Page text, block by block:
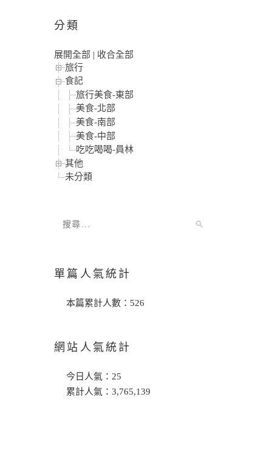
分類
展開全部 | 收合全部
旅行
食記
旅行美食-東部
美食-北部
美食-南部
美食-中部
吃吃喝喝-員林
其他
未分類
單篇人氣統計
本篇累計人數： 526
網站人氣統計
今日人氣： 25
累計人氣： 3,765,139